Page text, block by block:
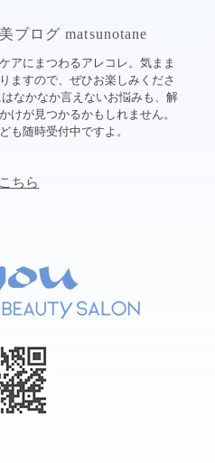
ブログ matsunotane
アにまつわるアレコレ。気まま
ますので、ぜひお楽しみくださ
なかなか言えないお悩みも、解
けが見つかるかもしれません。
も随時受付中ですよ。
ちら